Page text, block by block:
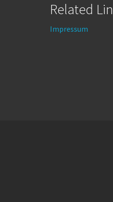
Related
Impressum